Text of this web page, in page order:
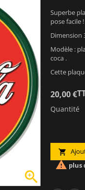

Superbe
pose facile !
Dimension
Modèle :
coca .
Cette
20,00 €
Quantité

 plus